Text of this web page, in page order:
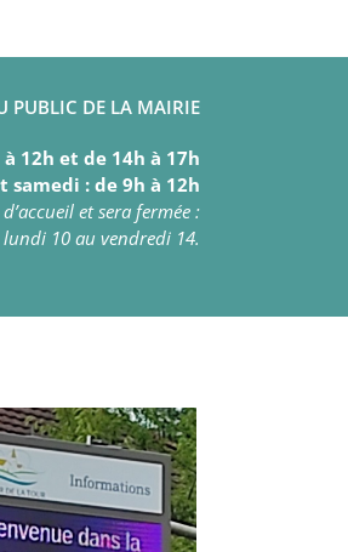
PUBLIC DE LA MAIRIE
12h et de 14h à 17h
samedi : de 9h à 12h
et sera fermée :
10 au vendredi 14.